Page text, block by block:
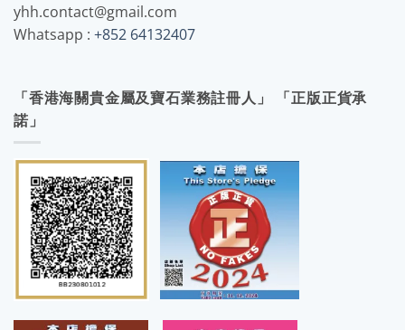
yhh.contact@gmail.com
Whatsapp : +852 64132407
「香港海關貴金屬及寶石業務註冊人」 「正版正貨承
諾」